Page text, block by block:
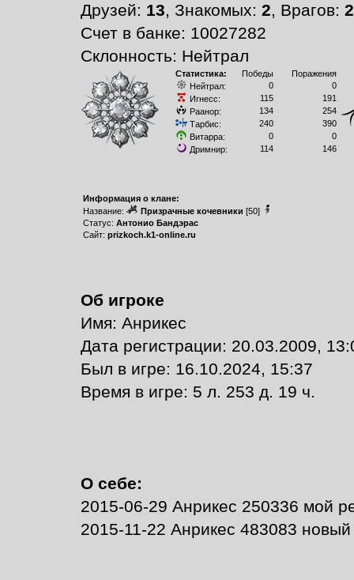
Друзей: 13, Знакомых: 2, Врагов: 2
Счет в банке: 10027282
Склонность: Нейтрал
Статистика: Победы
Поражения
Нейтрал:
0
0
Игнесс:
115
191
Раанор:
134
254
Тарбис:
240
390
Витарра:
0
0
Дримнир:
114 146
Информация о клане:
Название:
Призрачные кочевники [50]
Статус: Антонио Бандэрас
Сайт: prizkoch.k1-online.ru
Об игроке
Имя: Анрикес
Дата регистрации: 20.03.2009,
Был в игре: 16.10.2024, 15:37
Время в игре: 5 л. 253 д. 19 ч.
О себе:
2015-06-29 Анрикес 250336 мой
2015-11-22 Анрикес 483083